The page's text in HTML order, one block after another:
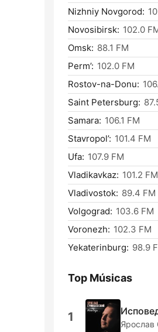
Nizhniy Novgorod:
Novosibirsk: 102.0
Omsk: 88.1 FM
Perm’: 102.0 FM
Rostov-na-Donu:
Saint Petersburg:
Samara: 106.1 FM
Stavropol’: 101.4 FM
Ufa: 107.9 FM
Vladikavkaz: 101.2 FM
Vladivostok: 89.4 FM
Volgograd: 103.6 FM
Voronezh: 102.3 FM
Yekaterinburg: 98.9
Top Músicas
1